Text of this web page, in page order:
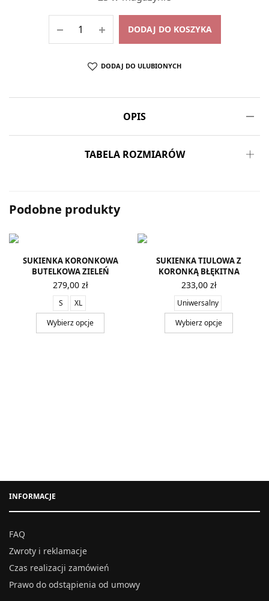
DODAJ DO KOSZYKA
DODAJ DO ULUBIONYCH
OPIS
TABELA ROZMIARÓW
Podobne produkty
SUKIENKA KORONKOWA
BUTELKOWA ZIELEŃ
279,00 zł
S
XL
Wybierz opcje
SUKIENKA TIULOWA Z
KORONKĄ BŁĘKITNA
233,00 zł
Uniwersalny
Wybierz opcje
INFORMACJE
FAQ
Zwroty i reklamacje
Czas realizacji zamówień
Prawo do odstąpienia od umowy